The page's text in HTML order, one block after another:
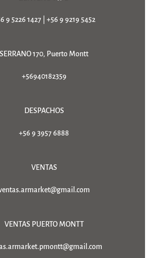
9 5226 1427| +56 9 9219 5452
SERRANO 170, Puerto Montt
+56940182359
DESPACHOS
+56 9 3957 6888
VENTAS
VENTAS PUERTO MONTT